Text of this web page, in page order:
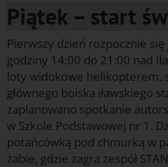
Piątek – start
Pierwszy dzień rozpocznie
godziny 14:00 do 21:00 nad
loty widokowe helikopterem,
głównego boiska iławskiego
zaplanowano spotkanie
w Szkole Podstawowej nr 1.
potańcówką pod chmurką w
żabie, gdzie zagra zespół